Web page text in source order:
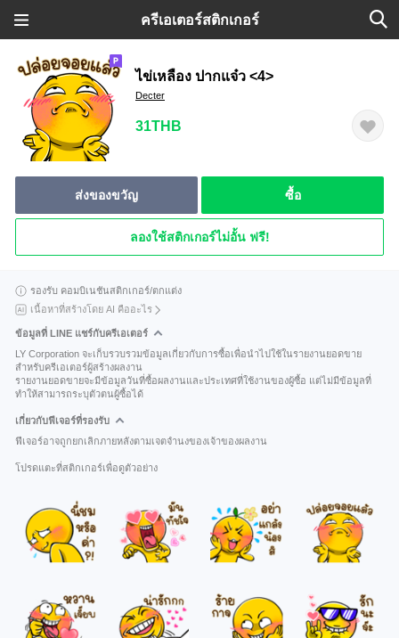
ครีเอเตอร์สติกเกอร์
ไข่เหลือง ปากแจ๋ว <4>
Decter
31THB
ส่งของขวัญ ซื้อ
ลองใช้สติกเกอร์ไม่อั้น ฟรี!
รองรับ คอมบิเนชันสติกเกอร์/ตกแต่ง
เนื้อหาที่สร้างโดย AI คืออะไร
ข้อมูลที่ LINE แชร์กับครีเอเตอร์
LY Corporation จะเก็บรวบรวมข้อมูลเกี่ยวกับการซื้อเพื่อนำไปใช้ในรายงานยอดขาย
สำหรับครีเอเตอร์ผู้สร้างผลงาน
รายงานยอดขายจะมีข้อมูลวันที่ซื้อผลงานและประเทศที่ใช้งานของผู้ซื้อ แต่ไม่มีข้อมูลที่
ทำให้สามารถระบุตัวตนผู้ซื้อได้
เกี่ยวกับฟีเจอร์ที่รองรับ
ฟีเจอร์อาจถูกยกเลิกภายหลังตามเจตจำนงของเจ้าของผลงาน
โปรดแตะที่สติกเกอร์เพื่อดูตัวอย่าง